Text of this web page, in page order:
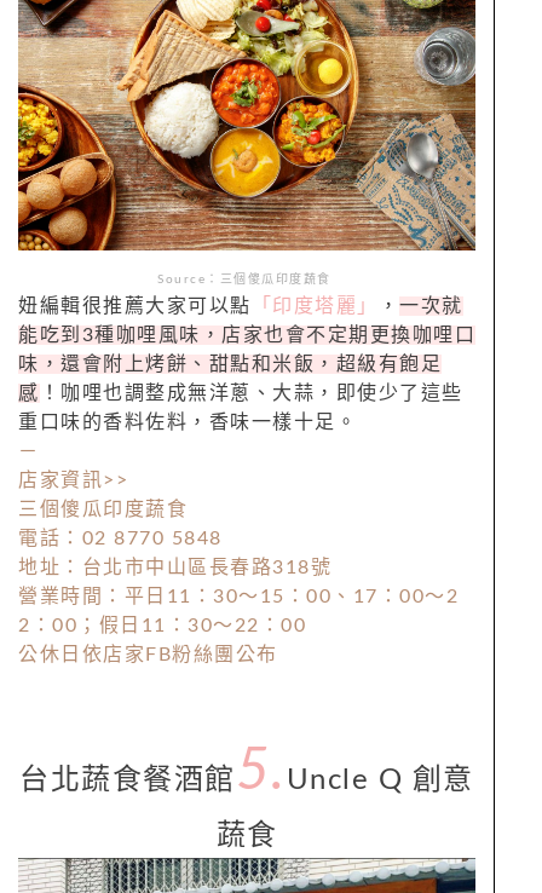
Source：三個傻瓜印度蔬食
妞編輯很推薦大家可以點 「印度塔麗」 ， 一次就
能吃到3種咖哩風味，店家也會不定期更換咖哩口
味，還會附上烤餅、甜點和米飯，超級有飽足
感 ！咖哩也調整成無洋蔥、大蒜，即使少了這些
重口味的香料佐料，香味一樣十足。
－
店家資訊>>
三個傻瓜印度蔬食
電話：02 8770 5848
地址：台北市中山區長春路318號
營業時間：平日11：30～15：00、17：00～2
2：00；假日11：30～22：00
公休日依店家FB粉絲團公布
台北蔬食餐酒館 5. Uncle Q 創意
蔬食